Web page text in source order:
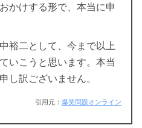
かけする形で、本当に申
裕二として、今まで以上
いこうと思います。本当
し訳ございません。
引用元： 爆笑問題オンライン